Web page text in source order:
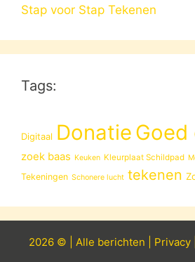
Stap voor Stap Tekenen
Tags:
Digitaal Donatie Goed
zoek baas Keuken Kleurplaat Schildpad
Tekeningen Schonere lucht tekenen
2026 © | Alle berichten Privacy|